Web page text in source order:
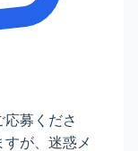
応募くださ
が、迷惑メ